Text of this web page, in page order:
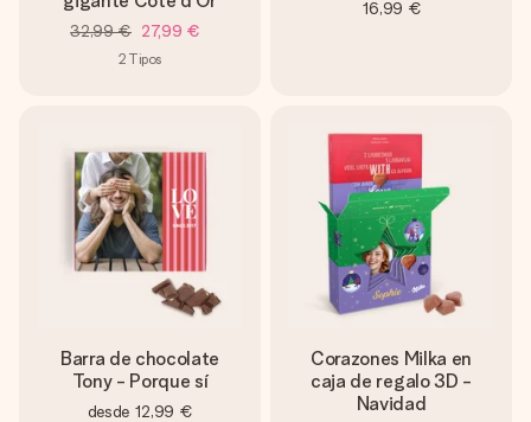
32,99 € 27,99 €
2 Tipos
16,99 €
Barra de chocolate
Tony - Porque sí
desde 12,99 €
Corazones Milka en
caja de regalo 3D -
Navidad